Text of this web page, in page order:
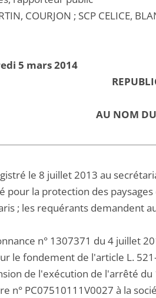
COURJON ; SCP CELICE,
5 mars 2014
AU NOM
le 8 juillet 2013 au
pour la protection des
; les requérants demandent
n° 1307371 du 4 juillet
le fondement de l'article L.
de l'exécution de l'arrêté
n° PC07510111V0027 à la